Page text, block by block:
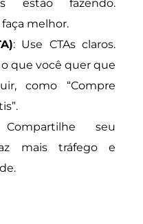
estão fazendo.
melhor.
: Use CTAs claros.
que você quer que
como “Compre
seu
mais tráfego e